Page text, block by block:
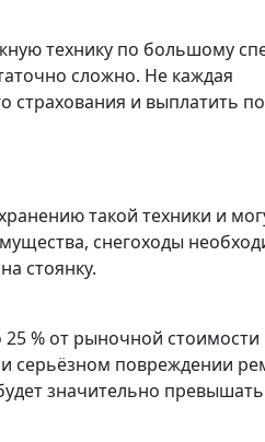
технику по большому
сложно. Не каждая
страхования и выплатить
такой техники и
снегоходы
стоянку.
% от рыночной стоимости
серьёзном повреждении
значительно превышать